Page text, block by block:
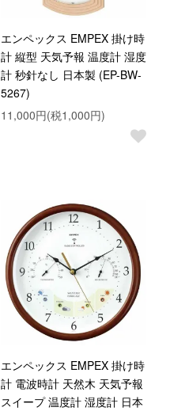
エンペックス EMPEX 掛け時
計 縦型 天気予報 温度計 湿度
計 秒針なし 日本製 (EP-BW-
5267)
11,000円(税1,000円)
エンペックス EMPEX 掛け時
計 電波時計 天然木 天気予報
スイープ 温度計 湿度計 日本